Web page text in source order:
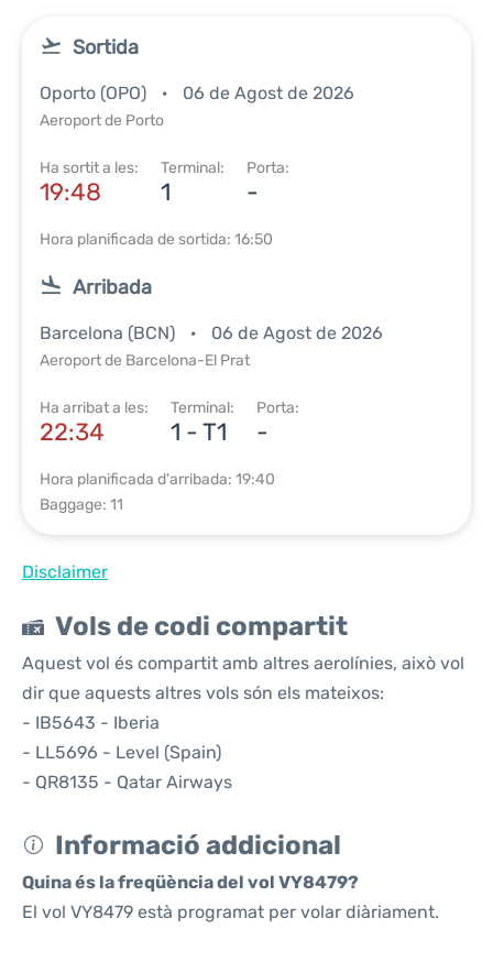
Sortida
Oporto (OPO) 06 de Agost de 2026
Aeroport de Porto
Ha sortit a les:
19:48
Terminal:
1
Porta:
-
Hora planificada de sortida: 16:50
Arribada
Barcelona (BCN) 06 de Agost de 2026
Aeroport de Barcelona-El Prat
Ha arribat a les:
22:34
Terminal:
1 - T1
Porta:
-
Hora planificada d'arribada: 19:40
Baggage: 11
Disclaimer
Vols de codi compartit
Aquest vol és compartit amb altres aerolínies, això vol
dir que aquests altres vols són els mateixos:
- IB5643 - Iberia
- LL5696 - Level (Spain)
- QR8135 - Qatar Airways
Informació addicional
Quina és la freqüència del vol VY8479?
El vol VY8479 està programat per volar diàriament.